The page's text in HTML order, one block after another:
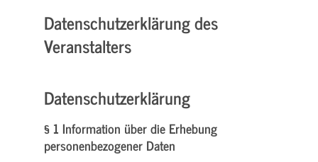
Datenschutzerklärung des
Veranstalters
Datenschutzerklärung
§ 1 Information über die Erhebung
personenbezogener Daten